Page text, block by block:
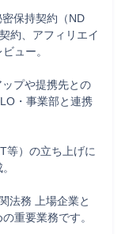
保持契約（ND
約、アフィリエイ
ュー。
プや提携先との
・事業部と連携
等）の立ち上げに
法務 上場企業と
重要業務です。